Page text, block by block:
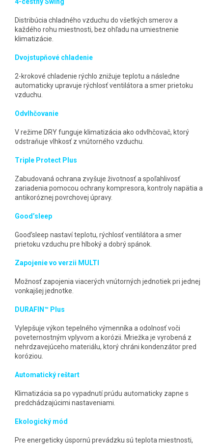
Distribúcia chladného vzduchu do všetkých smerov a
každého rohu miestnosti, bez ohľadu na umiestnenie
klimatizácie.
Dvojstupňové chladenie
2-krokové chladenie rýchlo znižuje teplotu a následne
automaticky upravuje rýchlosť ventilátora a smer prietoku
vzduchu.
Odvlhčovanie
V režime DRY funguje klimatizácia ako odvlhčovač, ktorý
odstraňuje vlhkosť z vnútorného vzduchu.
Triple Protect Plus
Zabudovaná ochrana zvyšuje životnosť a spoľahlivosť
zariadenia pomocou ochrany kompresora, kontroly napätia a
antikoróznej povrchovej úpravy.
Good’sleep
Good’sleep nastaví teplotu, rýchlosť ventilátora a smer
prietoku vzduchu pre hlboký a dobrý spánok.
Zapojenie vo verzii MULTI
Možnosť zapojenia viacerých vnútorných jednotiek pri jednej
vonkajšej jednotke.
DURAFIN™ Plus
Vylepšuje výkon tepelného výmenníka a odolnosť voči
poveternostným vplyvom a korózii. Mriežka je vyrobená z
nehrdzavejúceho materiálu, ktorý chráni kondenzátor pred
koróziou.
Automatický reštart
Klimatizácia sa po vypadnutí prúdu automaticky zapne s
predchádzajúcimi nastaveniami.
Ekologický mód
Pre energeticky úspornú prevádzku sú teplota miestnosti,